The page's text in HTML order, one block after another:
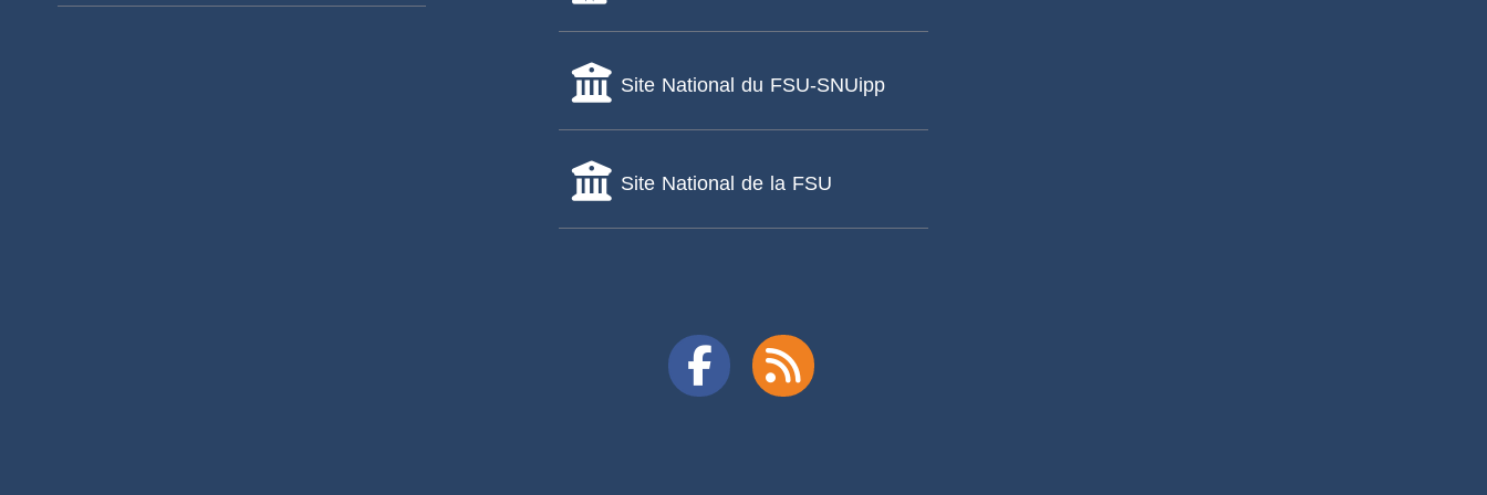
Site National du FSU-SNUipp
Site National de la FSU